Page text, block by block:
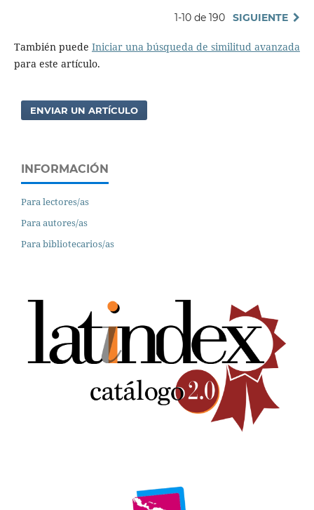
1-10 de 190 SIGUIENTE
También puede Iniciar una búsqueda de similitud avanzada
para este artículo.
ENVIAR UN ARTÍCULO
INFORMACIÓN
Para lectores/as
Para autores/as
Para bibliotecarios/as